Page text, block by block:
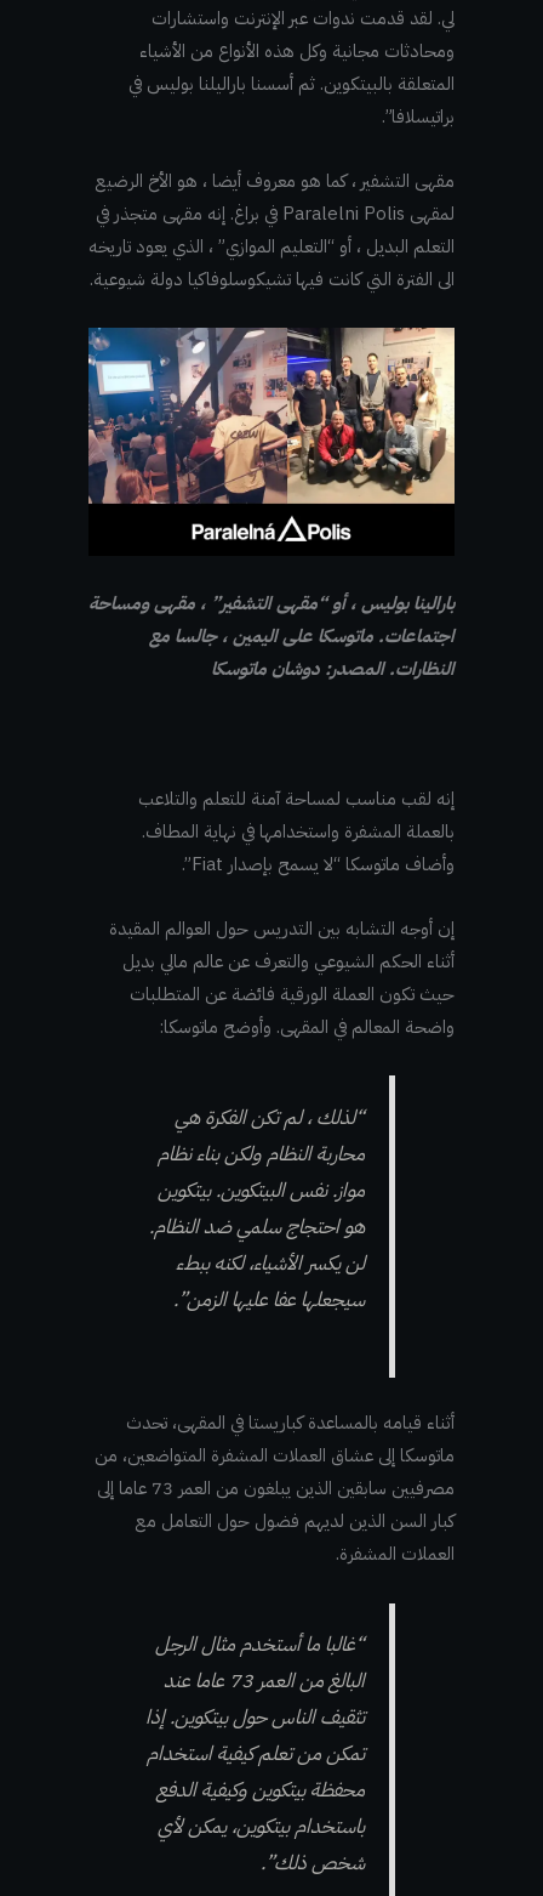
لي. لقد قدمت ندوات عبر الإنترنت واستشارات
ومحادثات مجانية وكل هذه الأنواع من الأشياء
المتعلقة بالبيتكوين. ثم أسسنا باراليلنا بوليس في
براتيسلافا”.
مقهى التشفير ، كما هو معروف أيضا ، هو الأخ الرضيع
لمقهى Paralelni Polis في براغ. إنه مقهى متجذر في
التعلم البديل ، أو “التعليم الموازي” ، الذي يعود تاريخه
الى الفترة التي كانت فيها تشيكوسلوفاكيا دولة شيوعية.
بارالينا بوليس ، أو “مقهى التشفير” ، مقهى ومساحة
اجتماعات. ماتوسكا على اليمين ، جالسا مع
النظارات. المصدر: دوشان ماتوسكا
إنه لقب مناسب لمساحة آمنة للتعلم والتلاعب
بالعملة المشفرة واستخدامها في نهاية المطاف.
وأضاف ماتوسكا “لا يسمح بإصدار Fiat”.
إن أوجه التشابه بين التدريس حول العوالم المقيدة
أثناء الحكم الشيوعي والتعرف عن عالم مالي بديل
حيث تكون العملة الورقية فائضة عن المتطلبات
واضحة المعالم في المقهى. وأوضح ماتوسكا:
“لذلك ، لم تكن الفكرة هي
محاربة النظام ولكن بناء نظام
مواز. نفس البيتكوين. بيتكوين
هو احتجاج سلمي ضد النظام.
لن يكسر الأشياء، لكنه ببطء
سيجعلها عفا عليها الزمن”.
أثناء قيامه بالمساعدة كباريستا في المقهى، تحدث
ماتوسكا إلى عشاق العملات المشفرة المتواضعين، من
مصرفيين سابقين الذين يبلغون من العمر 73 عاما إلى
كبار السن الذين لديهم فضول حول التعامل مع
العملات المشفرة.
“غالبا ما أستخدم مثال الرجل
البالغ من العمر 73 عاما عند
تثقيف الناس حول بيتكوين. إذا
تمكن من تعلم كيفية استخدام
محفظة بيتكوين وكيفية الدفع
باستخدام بيتكوين، يمكن لأي
شخص ذلك”.